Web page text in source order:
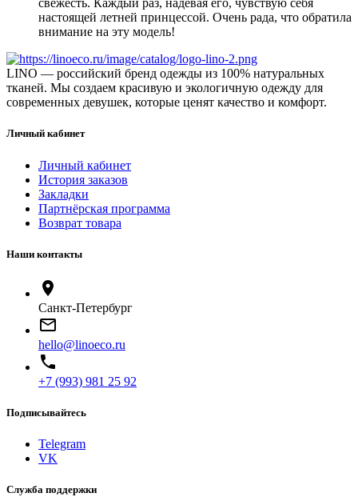
свежесть. Каждый раз, надевая его, чувствую себя
настоящей летней принцессой. Очень рада, что обратила
внимание на эту модель!
LINO — российский бренд одежды из 100% натуральных
тканей. Мы создаем красивую и экологичную одежду для
современных девушек, которые ценят качество и комфорт.
Личный кабинет
Личный кабинет
История заказов
Закладки
Партнёрская программа
Возврат товара
Наши контакты
location_on
Санкт-Петербург
mail_outline
hello@linoeco.ru
local_phone
+7 (993) 981 25 92
Подписывайтесь
Telegram
VK
Служба поддержки